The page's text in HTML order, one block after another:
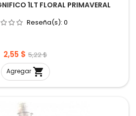
1LT FLORAL PRIMAVERAL
Reseña(s): 0
Precio
2,55 $ Precio
base
5,22 $
Agregar 